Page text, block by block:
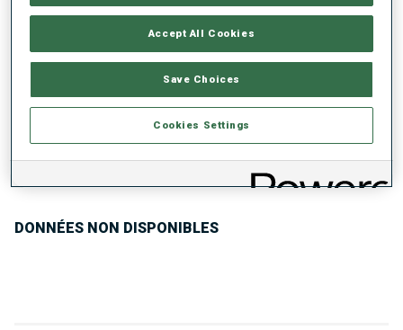
TIR COUCHÉ
Données non disponibles
Données non disponibles
TENDANCE DES PERFORMANCES
DONNÉES NON DISPONIBLES
Accept All Cookies
Save Choices
Cookies Settings